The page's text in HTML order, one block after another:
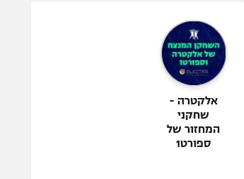
אלקטרה -
שחקני
המחזור של
ספורט1